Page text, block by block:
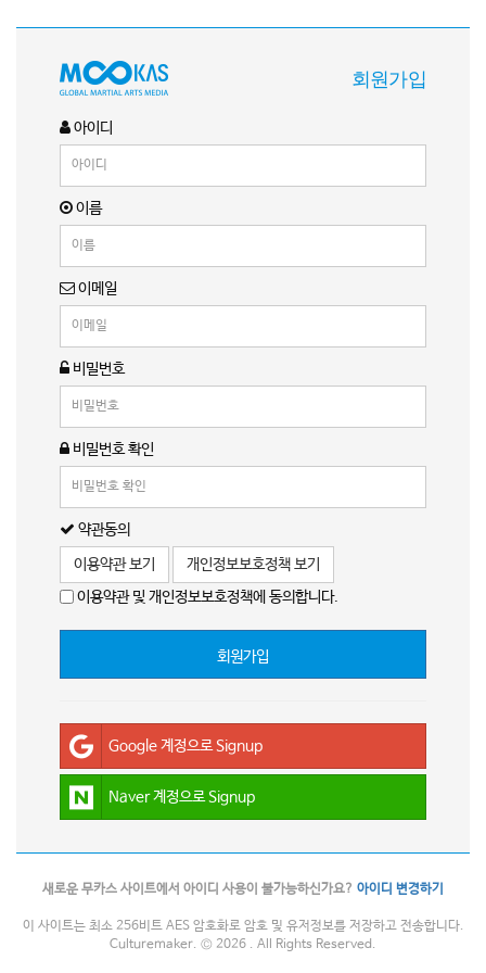
회원가입
아이디
이름
이메일
비밀번호
비밀번호 확인
약관동의
이용약관 보기
개인정보보호정책 보기
이용약관 및 개인정보보호정책에 동의합니다.
회원가입
Google 계정으로 Signup
Naver 계정으로 Signup
새로운 무카스 사이트에서 아이디 사용이 불가능하신가요? 아이디 변경하기
이 사이트는 최소 256비트 AES 암호화로 암호 및 유저정보를 저장하고 전송합니다.
Culturemaker. © 2026 . All Rights Reserved.